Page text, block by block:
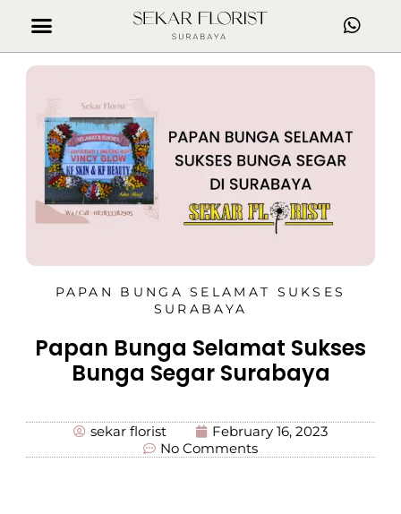
PAPAN BUNGA SELAMAT SUKSES
SURABAYA
Papan Bunga Selamat Sukses
Bunga Segar Surabaya
sekar florist
February 16, 2023
No Comments